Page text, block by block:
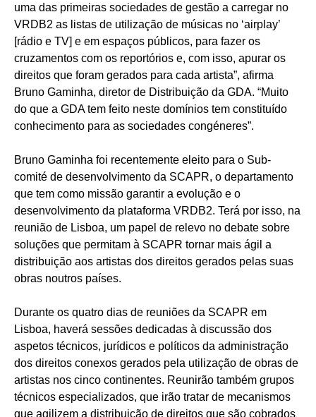
uma das primeiras sociedades de gestão a carregar no
VRDB2 as listas de utilização de músicas no ‘airplay’
[rádio e TV] e em espaços públicos, para fazer os
cruzamentos com os reportórios e, com isso, apurar os
direitos que foram gerados para cada artista”, afirma
Bruno Gaminha, diretor de Distribuição da GDA. “Muito
do que a GDA tem feito neste domínios tem constituído
conhecimento para as sociedades congéneres”.
Bruno Gaminha foi recentemente eleito para o Sub-
comité de desenvolvimento da SCAPR, o departamento
que tem como missão garantir a evolução e o
desenvolvimento da plataforma VRDB2. Terá por isso, na
reunião de Lisboa, um papel de relevo no debate sobre
soluções que permitam à SCAPR tornar mais ágil a
distribuição aos artistas dos direitos gerados pelas suas
obras noutros países.
Durante os quatro dias de reuniões da SCAPR em
Lisboa, haverá sessões dedicadas à discussão dos
aspetos técnicos, jurídicos e políticos da administração
dos direitos conexos gerados pela utilização de obras de
artistas nos cinco continentes. Reunirão também grupos
técnicos especializados, que irão tratar de mecanismos
que agilizem a distribuição de direitos que são cobrados